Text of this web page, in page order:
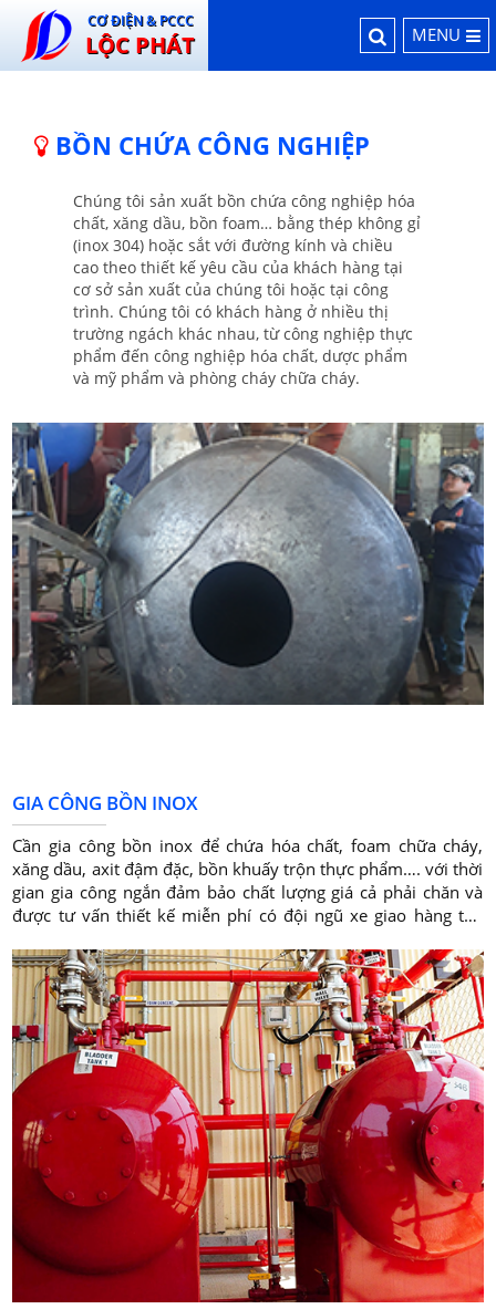
CƠ ĐIỆN & PCCC
LỘC PHÁT MENU
BỒN CHỨA CÔNG NGHIỆP
Chúng tôi sản xuất bồn chứa công nghiệp hóa
chất, xăng dầu, bồn foam… bằng thép không gỉ
(inox 304) hoặc sắt với đường kính và chiều
cao theo thiết kế yêu cầu của khách hàng tại
cơ sở sản xuất của chúng tôi hoặc tại công
trình. Chúng tôi có khách hàng ở nhiều thị
trường ngách khác nhau, từ công nghiệp thực
phẩm đến công nghiệp hóa chất, dược phẩm
và mỹ phẩm và phòng cháy chữa cháy.
GIA CÔNG BỒN INOX
Cần gia công bồn inox để chứa hóa chất, foam chữa cháy,
xăng dầu, axit đậm đặc, bồn khuấy trộn thực phẩm…. với thời
gian gia công ngắn đảm bảo chất lượng giá cả phải chăn và
được tư vấn thiết kế miễn phí có đội ngũ xe giao hàng tận